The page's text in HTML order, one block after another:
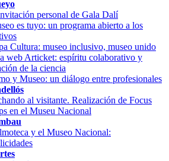
personal de Gala Dalí
es tuyo: un programa abierto a los
Cultura: museo inclusivo, museo unido
web Articket: espíritu colaborativo y
de la ciencia
y Museo: un diálogo entre profesionales
al visitante. Realización de Focus
en el Museu Nacional
y el Museo Nacional: